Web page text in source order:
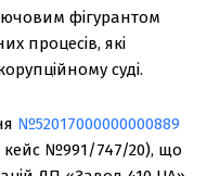
фігурантом
процесів, які
суді.
№52017000000000889
кейс №991/747/20), що